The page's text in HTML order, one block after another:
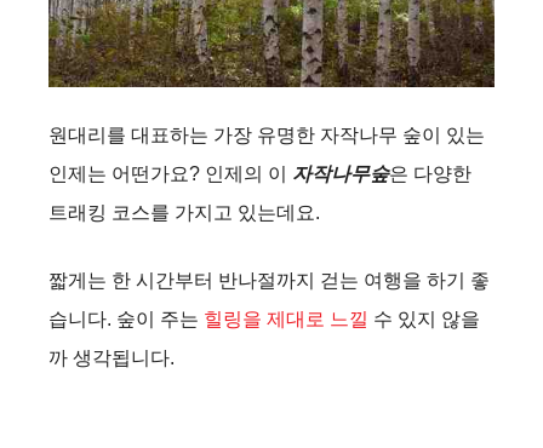
원대리를 대표하는 가장 유명한 자작나무 숲이 있는
인제는 어떤가요? 인제의 이 자작나무숲은 다양한
트래킹 코스를 가지고 있는데요.
짧게는 한 시간부터 반나절까지 걷는 여행을 하기 좋
습니다. 숲이 주는 힐링을 제대로 느낄 수 있지 않을
까 생각됩니다.